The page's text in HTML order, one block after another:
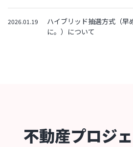
2026.01.19
ハイブリッド抽選方式（早
に。）について
不動産プロジ